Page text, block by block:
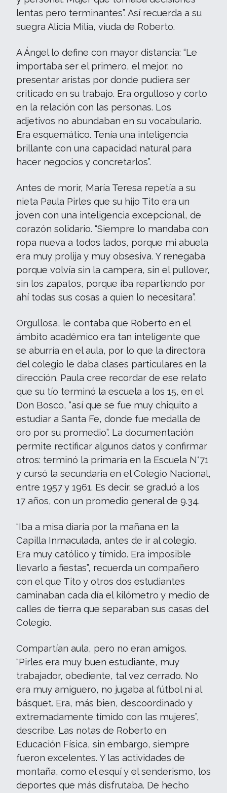
lentas pero terminantes”. Así recuerda a su
suegra Alicia Milia, viuda de Roberto.
A Ángel lo define con mayor distancia: “Le
importaba ser el primero, el mejor, no
presentar aristas por donde pudiera ser
criticado en su trabajo. Era orgulloso y corto
en la relación con las personas. Los
adjetivos no abundaban en su vocabulario.
Era esquemático. Tenía una inteligencia
brillante con una capacidad natural para
hacer negocios y concretarlos”.
Antes de morir, María Teresa repetía a su
nieta Paula Pirles que su hijo Tito era un
joven con una inteligencia excepcional, de
corazón solidario. “Siempre lo mandaba con
ropa nueva a todos lados, porque mi abuela
era muy prolija y muy obsesiva. Y renegaba
porque volvía sin la campera, sin el pullover,
sin los zapatos, porque iba repartiendo por
ahí todas sus cosas a quien lo necesitara”.
Orgullosa, le contaba que Roberto en el
ámbito académico era tan inteligente que
se aburría en el aula, por lo que la directora
del colegio le daba clases particulares en la
dirección. Paula cree recordar de ese relato
que su tío terminó la escuela a los 15, en el
Don Bosco, “así que se fue muy chiquito a
estudiar a Santa Fe, donde fue medalla de
oro por su promedio”. La documentación
permite rectificar algunos datos y confirmar
otros: terminó la primaria en la Escuela N°71
y cursó la secundaria en el Colegio Nacional,
entre 1957 y 1961. Es decir, se graduó a los
17 años, con un promedio general de 9.34.
“Iba a misa diaria por la mañana en la
Capilla Inmaculada, antes de ir al colegio.
Era muy católico y tímido. Era imposible
llevarlo a fiestas”, recuerda un compañero
con el que Tito y otros dos estudiantes
caminaban cada día el kilómetro y medio de
calles de tierra que separaban sus casas del
Colegio.
Compartían aula, pero no eran amigos.
“Pirles era muy buen estudiante, muy
trabajador, obediente, tal vez cerrado. No
era muy amiguero, no jugaba al fútbol ni al
básquet. Era, más bien, descoordinado y
extremadamente tímido con las mujeres”,
describe. Las notas de Roberto en
Educación Física, sin embargo, siempre
fueron excelentes. Y las actividades de
montaña, como el esquí y el senderismo, los
deportes que más disfrutaba. De hecho